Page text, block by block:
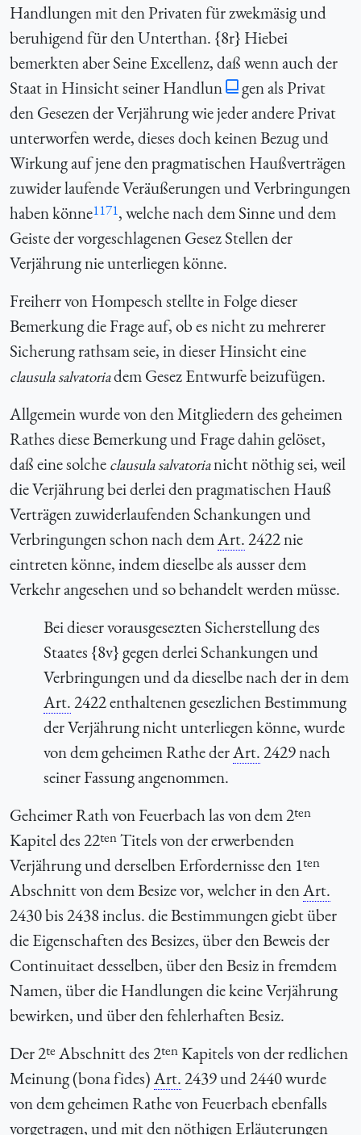
Handlungen mit den Privaten für zwekmäsig und
beruhigend für den Unterthan. {8r} Hiebei
bemerkten aber Seine Excellenz, daß wenn auch der
Staat in Hinsicht seiner Handlun
gen als Privat
den Gesezen der Verjährung wie jeder andere Privat
unterworfen werde, dieses doch keinen Bezug und
Wirkung auf jene den pragmatischen Haußverträgen
zuwider laufende Veräußerungen und Verbringungen
haben könne1171, welche nach dem Sinne und dem
Geiste der vorgeschlagenen Gesez Stellen der
Verjährung nie unterliegen könne.
Freiherr von Hompesch stellte in Folge dieser
Bemerkung die Frage auf, ob es nicht zu mehrerer
Sicherung rathsam seie, in dieser Hinsicht eine
clausula salvatoriadem Gesez Entwurfe beizufügen.
Allgemein wurde von den Mitgliedern des geheimen
Rathes diese Bemerkung und Frage dahin gelöset,
daß eine solche clausula salvatorianicht nöthig sei, weil
die Verjährung bei derlei den pragmatischen Hauß
Verträgen zuwiderlaufenden Schankungen und
Verbringungen schon nach demArt.2422 nie
eintreten könne, indem dieselbe als ausser dem
Verkehr angesehen und so behandelt werden müsse.
Bei dieser vorausgesezten Sicherstellung des
Staates {8v} gegen derlei Schankungen und
Verbringungen und da dieselbe nach der in dem
Art.2422 enthaltenen gesezlichen Bestimmung
der Verjährung nicht unterliegen könne, wurde
von dem geheimen Rathe derArt.2429 nach
seiner Fassung angenommen.
Geheimer Rath von Feuerbach las von dem 2ten
Kapitel des 22tenTitels von der erwerbenden
Verjährung und derselben Erfordernisse den 1ten
Abschnitt von dem Besize vor, welcher in denArt.
2430 bis 2438 inclus. die Bestimmungen giebt über
die Eigenschaften des Besizes, über den Beweis der
Continuitaet desselben, über den Besiz in fremdem
Namen, über die Handlungen die keine Verjährung
bewirken, und über den fehlerhaften Besiz.
Der 2te Abschnitt des 2tenKapitelsvon der redlichen
Meinung(bona fides)Art.2439 und 2440 wurde
von dem geheimen Rathe von Feuerbach ebenfalls
vorgetragen, und mit den nöthigen Erläuterungen